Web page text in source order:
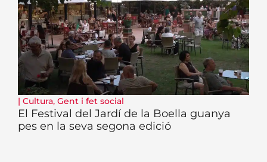
| Cultura, Gent i fet social
El Festival del Jardí de la Boella guanya
pes en la seva segona edició